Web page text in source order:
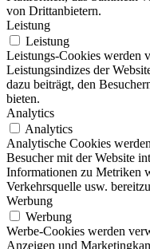
von Drittanbietern.
Leistung
Leistung
Leistungs-Cookies werden
Leistungsindizes der
dazu beiträgt, den
bieten.
Analytics
Analytics
Analytische Cookies
Besucher mit der Website
Informationen zu Metriken
Verkehrsquelle usw.
Werbung
Werbung
Werbe-Cookies werden
Anzeigen und